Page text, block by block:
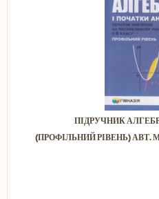
ПІДРУЧНИК
(ПРОФІЛЬНИЙ РІВЕНЬ) АВТ.